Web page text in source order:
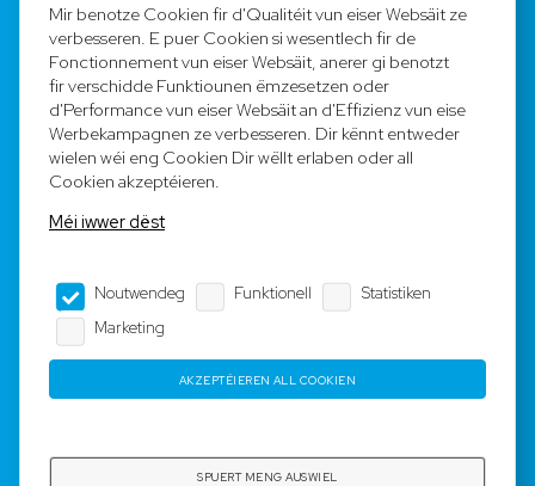
Registréieren
Equipe
Legal Notice
Impressum
Dateschutz
Mir benotze Cookien fir d'Qualitéit vun eiser Websäit ze
verbesseren. E puer Cookien si wesentlech fir de
Fonctionnement vun eiser Websäit, anerer gi benotzt
fir verschidde Funktiounen ëmzesetzen oder
d'Performance vun eiser Websäit an d'Effizienz vun eise
Werbekampagnen ze verbesseren. Dir kënnt entweder
wielen wéi eng Cookien Dir wëllt erlaben oder all
Cookien akzeptéieren.
Méi iwwer dëst
Noutwendeg Funktionell
Statistiken
Marketing
AKZEPTÉIEREN ALL COOKIEN
SPUERT MENG AUSWIEL